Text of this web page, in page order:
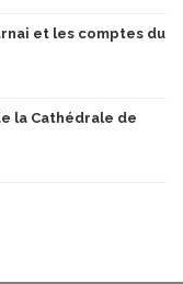
et les comptes du
la Cathédrale de